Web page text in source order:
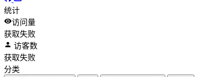
统计
访问量
获取失败
访客数
获取失败
分类